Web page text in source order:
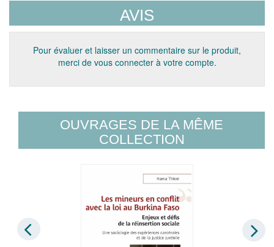
AVIS
Pour évaluer et laisser un commentaire sur le produit,
merci de vous connecter à votre compte.
OUVRAGES DE LA MÊME
COLLECTION